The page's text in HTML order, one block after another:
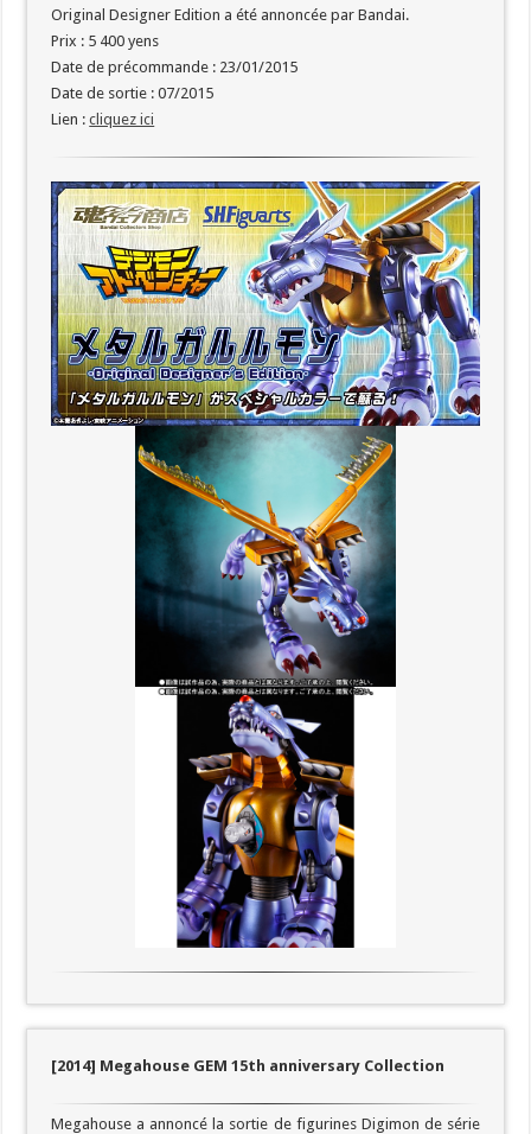
Original Designer Edition a été annoncée par Bandai.
Prix : 5 400 yens
Date de précommande : 23/01/2015
Date de sortie : 07/2015
Lien :cliquez ici
[2014] Megahouse GEM 15th anniversary Collection
Megahouse a annoncé la sortie de figurines Digimon de série